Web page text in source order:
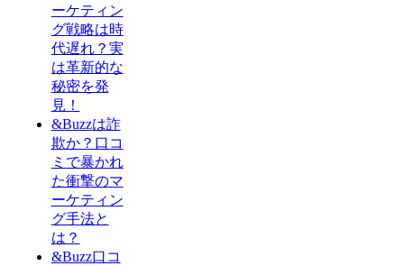
ーケティン
グ戦略は時
代遅れ？実
は革新的な
秘密を発
見！
&Buzzは詐
欺か？口コ
ミで暴かれ
た衝撃のマ
ーケティン
グ手法と
は？
&Buzz口コ